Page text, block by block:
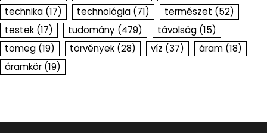
technika (17) technológia (71) természet (52)
testek (17) tudomány (479) távolság (15)
tömeg (19) törvények (28) víz (37) áram (18)
áramkör (19)